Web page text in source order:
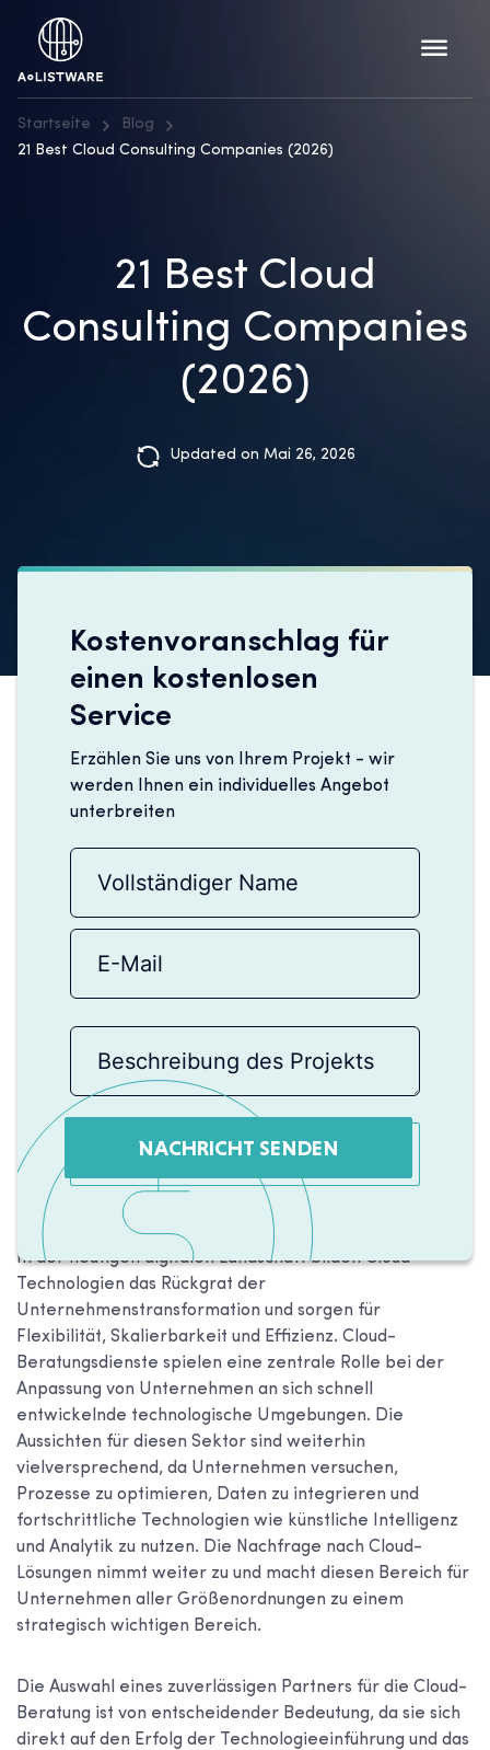
Startseite
Blog
21 Best Cloud Consulting Companies (2026)
21 Best Cloud
Consulting Companies
(2026)
Updated on Mai 26, 2026
Kostenvoranschlag für
einen kostenlosen
Service
Erzählen Sie uns von Ihrem Projekt - wir
werden Ihnen ein individuelles Angebot
unterbreiten
NACHRICHT SENDEN
In der heutigen digitalen Landschaft bilden Cloud-
Technologien das Rückgrat der
Unternehmenstransformation und sorgen für
Flexibilität, Skalierbarkeit und Effizienz. Cloud-
Beratungsdienste spielen eine zentrale Rolle bei der
Anpassung von Unternehmen an sich schnell
entwickelnde technologische Umgebungen. Die
Aussichten für diesen Sektor sind weiterhin
vielversprechend, da Unternehmen versuchen,
Prozesse zu optimieren, Daten zu integrieren und
fortschrittliche Technologien wie künstliche Intelligenz
und Analytik zu nutzen. Die Nachfrage nach Cloud-
Lösungen nimmt weiter zu und macht diesen Bereich für
Unternehmen aller Größenordnungen zu einem
strategisch wichtigen Bereich.
Die Auswahl eines zuverlässigen Partners für die Cloud-
Beratung ist von entscheidender Bedeutung, da sie sich
direkt auf den Erfolg der Technologieeinführung und das